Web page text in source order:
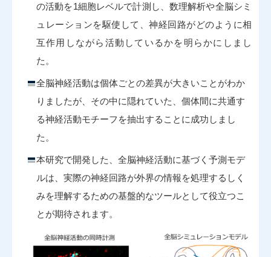
の活動を1細胞レベルで計測し、数理解析や全脳シミ
ュレーションを駆使して、神経回路がどのように相
互作用しながら活動しているかを明らかにしまし
た。
全脳神経活動は個体ごとの差異が大きいことがわか
りましたが、その中に隠れていた、個体間に共通す
る神経活動モチーフを抽出することに成功しまし
た。
本研究で開発した、全脳神経活動に基づく予測モデ
ルは、実際の神経回路が外界の情報を処理するしく
みを理解するための基盤的なツールとして役立つこ
とが期待されます。